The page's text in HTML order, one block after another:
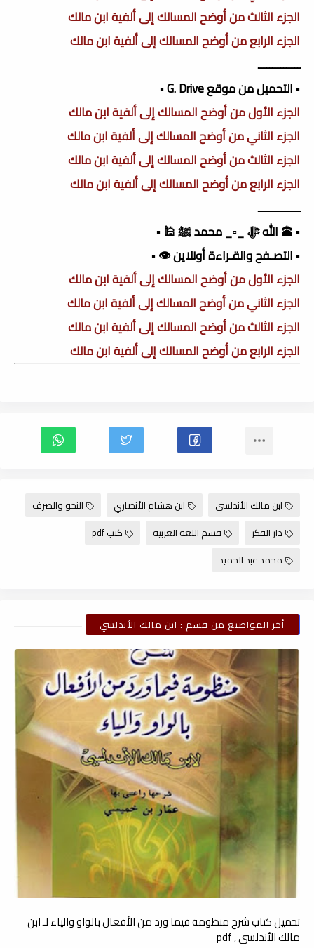
الجزء الثالث من أوضح المسالك إلى ألفية ابن مالك
الجزء الرابع من أوضح المسالك إلى ألفية ابن مالك
ـــــــــــــــ
▪️ التحميل من موقع G. Drive ▪️
الجزء الأول من أوضح المسالك إلى ألفية ابن مالك
الجزء الثاني من أوضح المسالك إلى ألفية ابن مالك
الجزء الثالث من أوضح المسالك إلى ألفية ابن مالك
الجزء الرابع من أوضح المسالك إلى ألفية ابن مالك
ـــــــــــــــ
▪️ 🕋 الله ﷻ _▫️_ محمد ﷺ 🕌 ▪️
▪️ التصـفح والقـراءة أونلاين 👁️ ▪️
الجزء الأول من أوضح المسالك إلى ألفية ابن مالك
الجزء الثاني من أوضح المسالك إلى ألفية ابن مالك
الجزء الثالث من أوضح المسالك إلى ألفية ابن مالك
الجزء الرابع من أوضح المسالك إلى ألفية ابن مالك
ابن مالك الأندلسي ابن هشام الأنصاري
النحو والصرف
دار الفكر
قسم اللغة العربية
كتب pdf
محمد عبد الحميد
أخر المواضيع من قسم : ابن مالك الأندلسي
تحميل كتاب شرح منظومة فيما ورد من الأفعال بالواو والياء لـ ابن
مالك الأندلسي , pdf